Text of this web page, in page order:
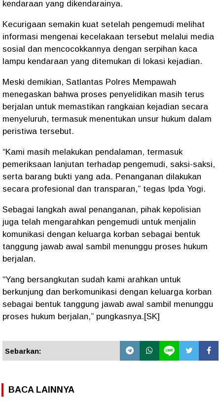
kendaraan yang dikendarainya.
Kecurigaan semakin kuat setelah pengemudi melihat
informasi mengenai kecelakaan tersebut melalui media
sosial dan mencocokkannya dengan serpihan kaca
lampu kendaraan yang ditemukan di lokasi kejadian.
Meski demikian, Satlantas Polres Mempawah
menegaskan bahwa proses penyelidikan masih terus
berjalan untuk memastikan rangkaian kejadian secara
menyeluruh, termasuk menentukan unsur hukum dalam
peristiwa tersebut.
“Kami masih melakukan pendalaman, termasuk
pemeriksaan lanjutan terhadap pengemudi, saksi-saksi,
serta barang bukti yang ada. Penanganan dilakukan
secara profesional dan transparan,” tegas Ipda Yogi.
Sebagai langkah awal penanganan, pihak kepolisian
juga telah mengarahkan pengemudi untuk menjalin
komunikasi dengan keluarga korban sebagai bentuk
tanggung jawab awal sambil menunggu proses hukum
berjalan.
“Yang bersangkutan sudah kami arahkan untuk
berkunjung dan berkomunikasi dengan keluarga korban
sebagai bentuk tanggung jawab awal sambil menunggu
proses hukum berjalan,” pungkasnya.[SK]
Sebarkan:
BACA LAINNYA